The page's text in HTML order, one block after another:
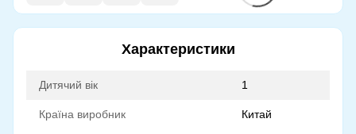
Характеристики
Дитячий вік 1
Країна виробник Китай